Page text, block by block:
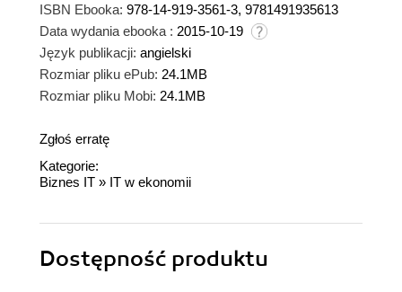
ISBN Ebooka: 978-14-919-3561-3, 9781491935613
Data wydania ebooka : 2015-10-19
Język publikacji: angielski
Rozmiar pliku ePub: 24.1MB
Rozmiar pliku Mobi: 24.1MB
Zgłoś erratę
Kategorie:
Biznes IT » IT w ekonomii
Dostępność produktu